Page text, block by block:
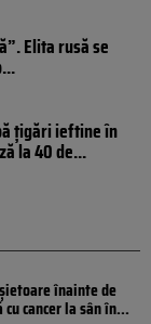
Elita rusă se
țigări ieftine în
la 40 de...
înainte de
cancer la sân în...